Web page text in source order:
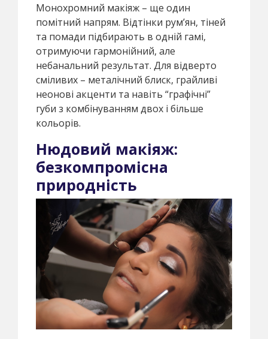
Монохромний макіяж – ще один
помітний напрям. Відтінки рум’ян, тіней
та помади підбирають в одній гамі,
отримуючи гармонійний, але
небанальний результат. Для відверто
сміливих – металічний блиск, грайливі
неонові акценти та навіть “графічні”
губи з комбінуванням двох і більше
кольорів.
Нюдовий макіяж:
безкомпромісна
природність